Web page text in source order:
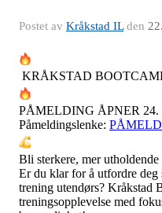
Postet av Kråkstad ILden
KRÅKSTAD
PÅMELDING ÅPNER 24.
Påmeldingslenke:
Bli sterkere, mer
Er du klar for å utfordre
trening utendørs? Kråkstad
treningsopplevelse med